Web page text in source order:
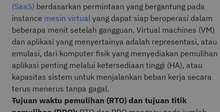
(SaaS) berdasarkan permintaan yang bergantung pada
instance mesin virtual yang dapat siap beroperasi dalam
beberapa menit setelah gangguan. Virtual machines (VM)
dan aplikasi yang menyertainya adalah representasi, atau
emulasi, dari komputer fisik yang menyediakan pemulihan
aplikasi penting melalui ketersediaan tinggi (HA), atau
kapasitas sistem untuk menjalankan beban kerja secara
terus menerus tanpa gagal.
Tujuan waktu pemulihan (RTO) dan tujuan titik